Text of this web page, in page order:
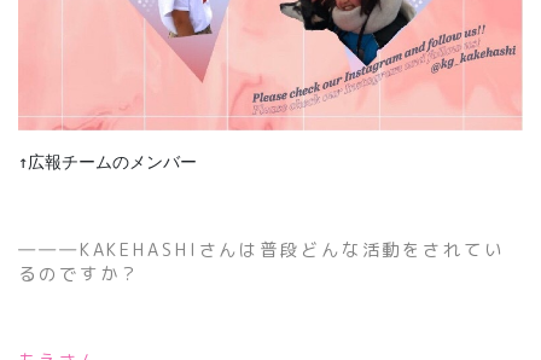
↑広報チームのメンバー
―――KAKEHASHIさんは普段どんな活動をされてい
るのですか？